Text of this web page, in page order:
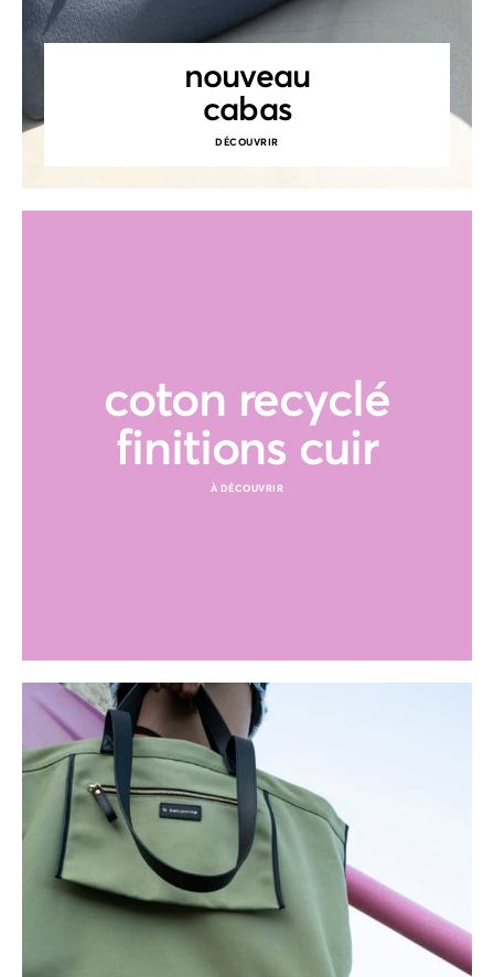
nouveau
cabas
DÉCOUVRIR
coton recyclé
finitions cuir
À DÉCOUVRIR